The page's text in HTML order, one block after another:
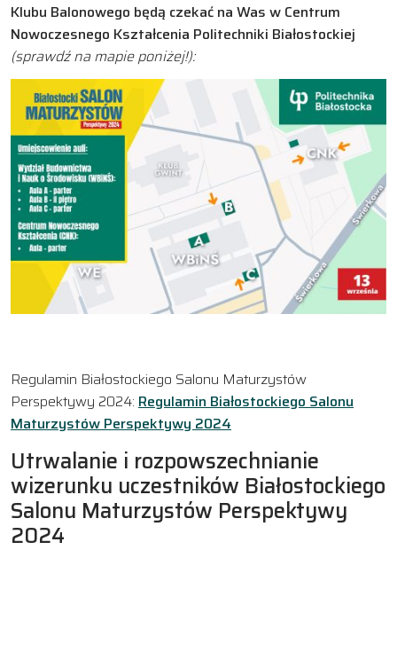
Klubu Balonowego będą czekać na Was w Centrum
Nowoczesnego Kształcenia Politechniki Białostockiej
(sprawdź na mapie poniżej!):
Regulamin Białostockiego Salonu Maturzystów
Perspektywy 2024: Regulamin Białostockiego Salonu
Maturzystów Perspektywy 2024
Utrwalanie i rozpowszechnianie
wizerunku uczestników Białostockiego
Salonu Maturzystów Perspektywy
2024